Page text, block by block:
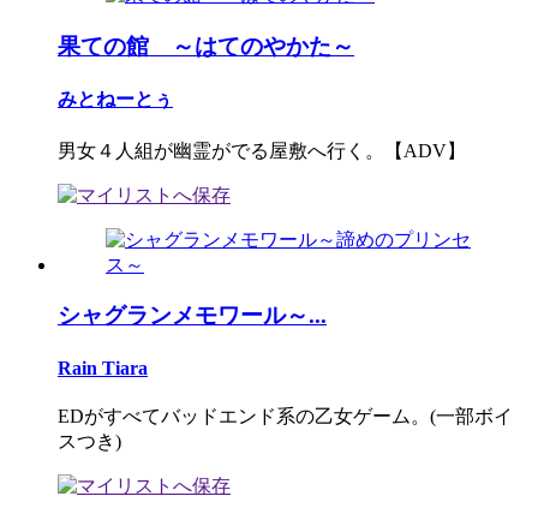
果ての館 ～はてのやかた～
みとねーとぅ
男女４人組が幽霊がでる屋敷へ行く。【ADV】
シャグランメモワール～...
Rain Tiara
EDがすべてバッドエンド系の乙女ゲーム。(一部ボイ
スつき)